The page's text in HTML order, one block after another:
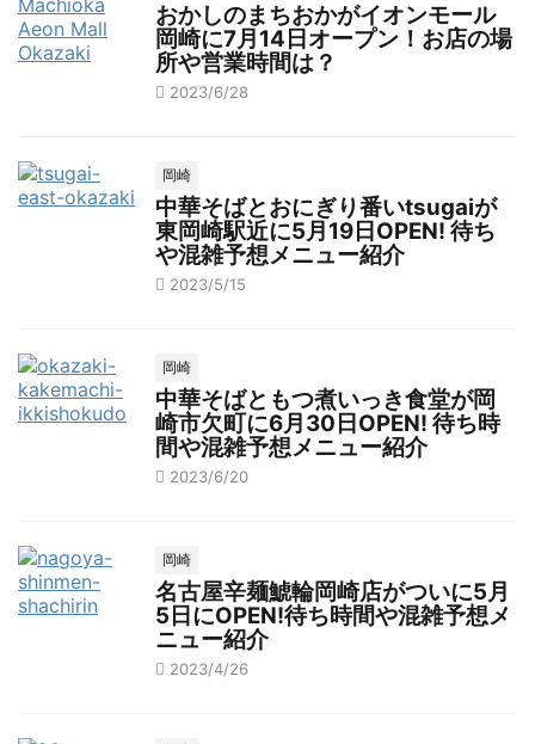
おかしのまちおかがイオンモール
岡崎に7月14日オープン！お店の場
所や営業時間は？
2023/6/28
岡崎
中華そばとおにぎり番いtsugaiが
東岡崎駅近に5月19日OPEN! 待ち
や混雑予想メニュー紹介
2023/5/15
岡崎
中華そばともつ煮いっき食堂が岡
崎市欠町に6月30日OPEN! 待ち時
間や混雑予想メニュー紹介
2023/6/20
岡崎
名古屋辛麺鯱輪岡崎店がついに5月
5日にOPEN!待ち時間や混雑予想メ
ニュー紹介
2023/4/26